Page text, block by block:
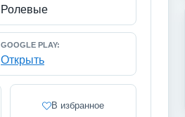
Ролевые
GOOGLE PLAY:
Открыть
В избранное